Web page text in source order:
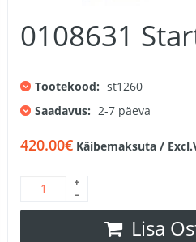
0108631
Tootekood: st1260
Saadavus: 2-7 päeva
420.00€ Käibemaksuta /
Lisa